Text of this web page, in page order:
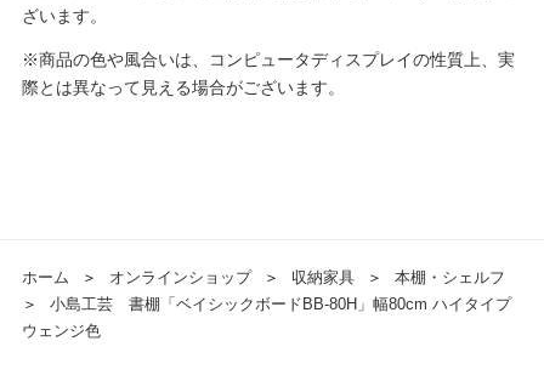
ざいます。
※商品の色や風合いは、コンピュータディスプレイの性質上、実
際とは異なって見える場合がございます。
ホーム ＞ オンラインショップ ＞ 収納家具 ＞
本棚・シェルフ
＞
小島工芸 書棚「ベイシックボードBB-80H」幅80cm ハイタイプ
ウェンジ色